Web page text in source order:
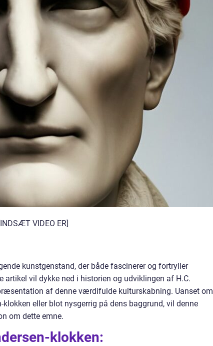
VIDEO ER]
kunstgenstand, der både fascinerer og fortryller
artikel vil dykke ned i historien og udviklingen af H.C.
af denne værdifulde kulturskabning. Uanset om
klokken eller blot nysgerrig på dens baggrund, vil denne
om dette emne.
klokken: